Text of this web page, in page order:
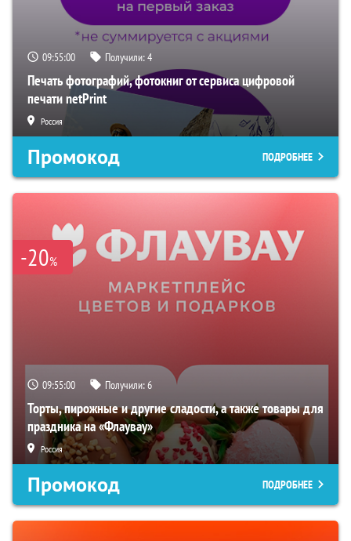
09:54:59 Получили:4
Печать фотографий, фотокниг от сервиса цифровой
печати netPrint
Россия
Промокод ПОДРОБНЕЕ
-20%
09:54:59 Получили:6
Торты, пирожные и другие сладости, а также товары для
праздника на «Флаувау»
Россия
Промокод ПОДРОБНЕЕ